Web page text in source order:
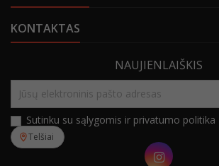
KONTAKTAS
NAUJIENLAIŠKIS
Sutinku su sąlygomis ir privatumo politika
Instagram
Telšiai